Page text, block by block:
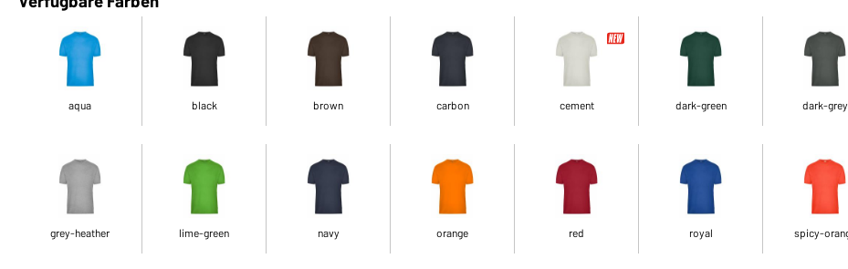
aqua black brown carbon cement dark-green dark-grey
grey-heather lime-green navy orange red royal spicy-